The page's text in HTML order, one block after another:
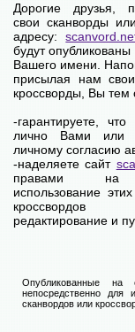
Дорогие друзья,
свои сканворды
адресу:
будут
Вашего имени.
присылая нам
кроссворды, Вы
-гарантируете,
лично Вами или
личному согласию
-наделяете сайт
правами на
использование
редактирование и
Опубликованные на
непосредственно для
сканвордов или